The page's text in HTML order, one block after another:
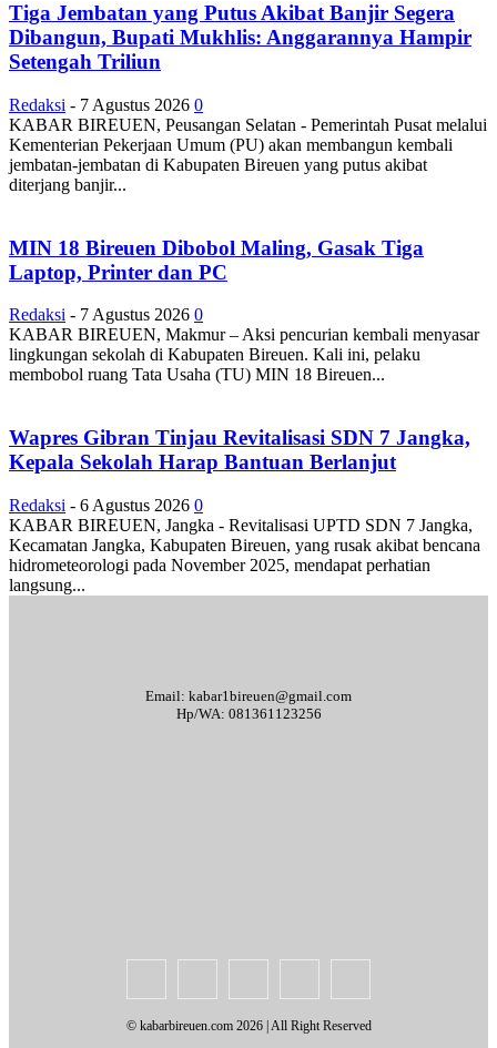
Tiga Jembatan yang Putus Akibat Banjir Segera
Dibangun, Bupati Mukhlis: Anggarannya Hampir
Setengah Triliun
Redaksi - 7 Agustus 2026 0
KABAR BIREUEN, Peusangan Selatan - Pemerintah Pusat melalui
Kementerian Pekerjaan Umum (PU) akan membangun kembali
jembatan-jembatan di Kabupaten Bireuen yang putus akibat
diterjang banjir...
MIN 18 Bireuen Dibobol Maling, Gasak Tiga
Laptop, Printer dan PC
Redaksi - 7 Agustus 2026 0
KABAR BIREUEN, Makmur – Aksi pencurian kembali menyasar
lingkungan sekolah di Kabupaten Bireuen. Kali ini, pelaku
membobol ruang Tata Usaha (TU) MIN 18 Bireuen...
Wapres Gibran Tinjau Revitalisasi SDN 7 Jangka,
Kepala Sekolah Harap Bantuan Berlanjut
Redaksi - 6 Agustus 2026 0
KABAR BIREUEN, Jangka - Revitalisasi UPTD SDN 7 Jangka,
Kecamatan Jangka, Kabupaten Bireuen, yang rusak akibat bencana
hidrometeorologi pada November 2025, mendapat perhatian
langsung...
Email: kabar1bireuen@gmail.com
Hp/WA: 081361123256
© kabarbireuen.com 2026 | All Right Reserved